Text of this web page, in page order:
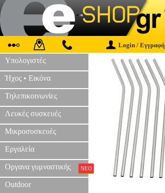
Login / Εγγραφή
Υπολογιστές
Ήχος • Εικόνα
Τηλεπικοινωνίες
Λευκές συσκευές
Μικροσυσκευές
Εργαλεία
Οργανα γυμναστικής ΝΕΟ
Outdoor